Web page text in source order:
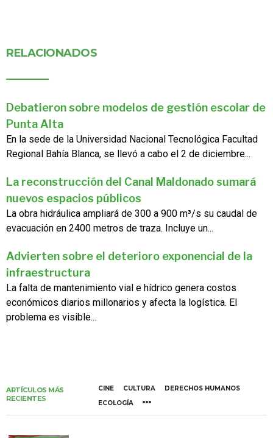
RELACIONADOS
Debatieron sobre modelos de gestión escolar de
Punta Alta
En la sede de la Universidad Nacional Tecnológica Facultad
Regional Bahía Blanca, se llevó a cabo el 2 de diciembre...
La reconstrucción del Canal Maldonado sumará
nuevos espacios públicos
La obra hidráulica ampliará de 300 a 900 m³/s su caudal de
evacuación en 2400 metros de traza. Incluye un...
Advierten sobre el deterioro exponencial de la
infraestructura
La falta de mantenimiento vial e hídrico genera costos
económicos diarios millonarios y afecta la logística. El
problema es visible...
ARTÍCULOS MÁS
RECIENTES
CINE CULTURA
DERECHOS HUMANOS
ECOLOGÍA